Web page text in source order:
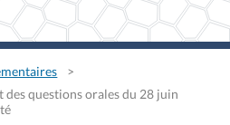
questions orales du 28 juin